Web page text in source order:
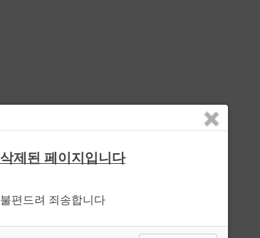
삭제된 페이지입니다
불편드려 죄송합니다